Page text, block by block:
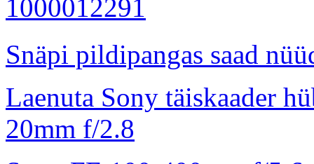
Snäpi pildipangas saad
Laenuta Sony täiskaader
20mm f/2.8